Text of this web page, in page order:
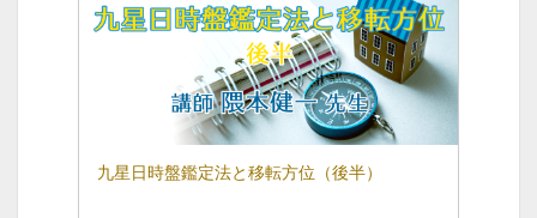
九星日時盤鑑定法と移転方位（後半）